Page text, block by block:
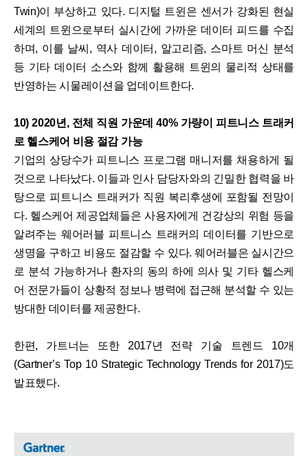
Twin)이 부상하고 있다. 디지털 트윈은 센서가 강화된 현실
세계의 트윈으로부터 실시간에 가까운 데이터 피드를 수집
하며, 이를 날씨, 역사 데이터, 알고리즘, 스마트 머신 분석
등 기타 데이터 소스와 함께 활용해 트윈의 물리적 상태를
반영하는 시물레이션을 업데이트한다.
10) 2020년, 전체 직원 가운데 40% 가량이 피트니스 트래커
로 헬스케어 비용 절감 가능
기업의 상당수가 피트니스 프로그램 매니저를 채용하게 될
것으로 나타났다. 이들과 인사 담당자와의 긴밀한 협력을 바
탕으로 피트니스 트래커가 직원 복리후생에 포함될 전망이
다. 헬스케어 제공업체들은 사용자에게 건강상의 위험 등을
알려주는 웨어러블 피트니스 트래커의 데이터를 기반으로
생명을 구하고 비용도 절감할 수 있다. 웨어러블은 실시간으
로 분석 가능하거나 환자의 동의 하에 의사 및 기타 헬스케
어 전문가들이 상황적 정보나 병력에 접근해 분석할 수 있는
방대한 데이터를 제공한다.
한편, 가트너는 또한 2017년 전략 기술 트렌드 10개
(Gartner’s Top 10 Strategic Technology Trends for 2017)도
발표했다.